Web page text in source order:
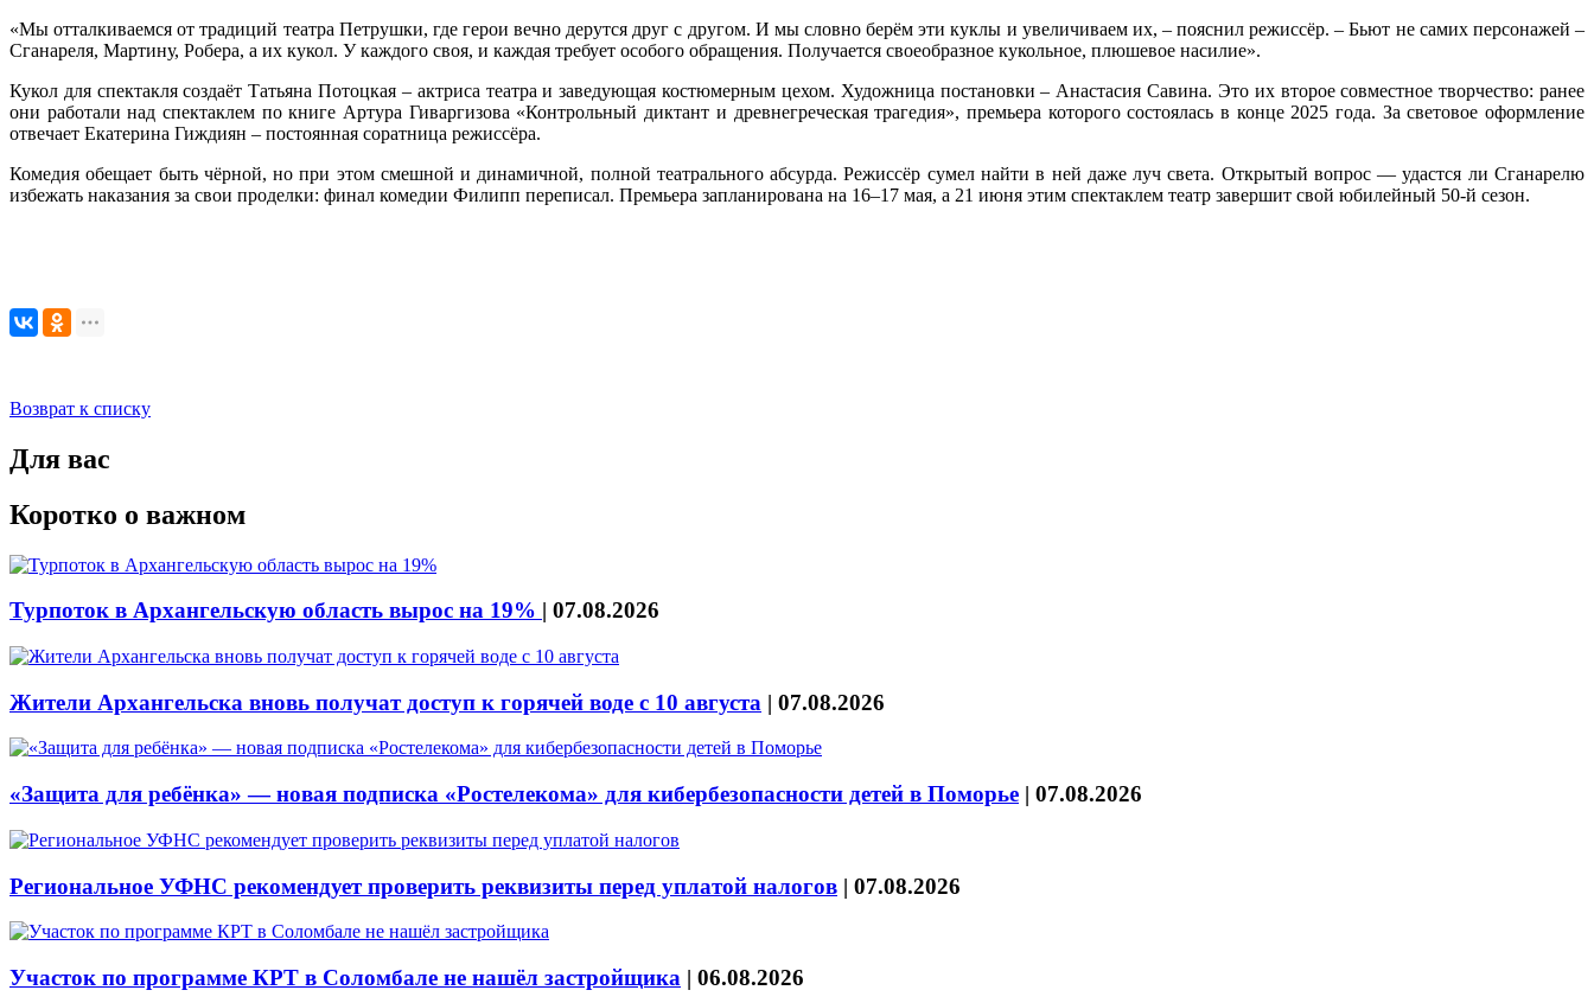
«Мы отталкиваемся от традиций театра Петрушки, где герои вечно дерутся друг с другом. И мы словно берём эти куклы и увеличиваем их, – пояснил режиссёр. – Бьют не самих персонажей –
Сганареля, Мартину, Робера, а их кукол. У каждого своя, и каждая требует особого обращения. Получается своеобразное кукольное, плюшевое насилие».
Кукол для спектакля создаёт Татьяна Потоцкая – актриса театра и заведующая костюмерным цехом. Художница постановки – Анастасия Савина. Это их второе совместное творчество: ранее
они работали над спектаклем по книге Артура Гиваргизова «Контрольный диктант и древнегреческая трагедия», премьера которого состоялась в конце 2025 года. За световое оформление
отвечает Екатерина Гиждиян – постоянная соратница режиссёра.
Комедия обещает быть чёрной, но при этом смешной и динамичной, полной театрального абсурда. Режиссёр сумел найти в ней даже луч света. Открытый вопрос — удастся ли Сганарелю
избежать наказания за свои проделки: финал комедии Филипп переписал. Премьера запланирована на 16–17 мая, а 21 июня этим спектаклем театр завершит свой юбилейный 50‑й сезон.
Возврат к списку
Для вас
Коротко о важном
Турпоток в Архангельскую область вырос на 19% | 07.08.2026
Жители Архангельска вновь получат доступ к горячей воде с 10 августа | 07.08.2026
«Защита для ребёнка» — новая подписка «Ростелекома» для кибербезопасности детей в Поморье | 07.08.2026
Региональное УФНС рекомендует проверить реквизиты перед уплатой налогов | 07.08.2026
Участок по программе КРТ в Соломбале не нашёл застройщика | 06.08.2026